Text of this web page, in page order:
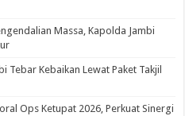
Massa, Kapolda Jambi
Tebar Kebaikan Lewat Paket Takjil
Ops Ketupat 2026, Perkuat Sinergi